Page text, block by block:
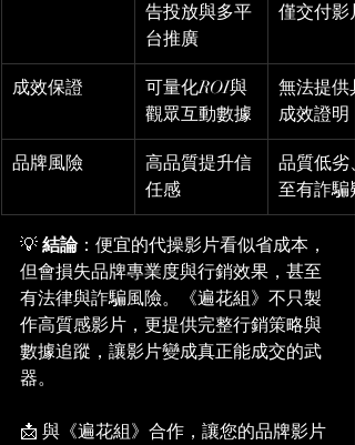
告投放與多平
台推廣
僅交付影片
成效保證
可量化ROI與
觀眾互動數據
無法提供
成效證明
品牌風險
高品質提升信
任感
品質低劣
至有詐騙
💡 結論：便宜的代操影片看似省成本，
但會損失品牌專業度與行銷效果，甚至
有法律與詐騙風險。《遍花組》不只製
作高質感影片，更提供完整行銷策略與
數據追蹤，讓影片變成真正能成交的武
器。
📩 與《遍花組》合作，讓您的品牌影片